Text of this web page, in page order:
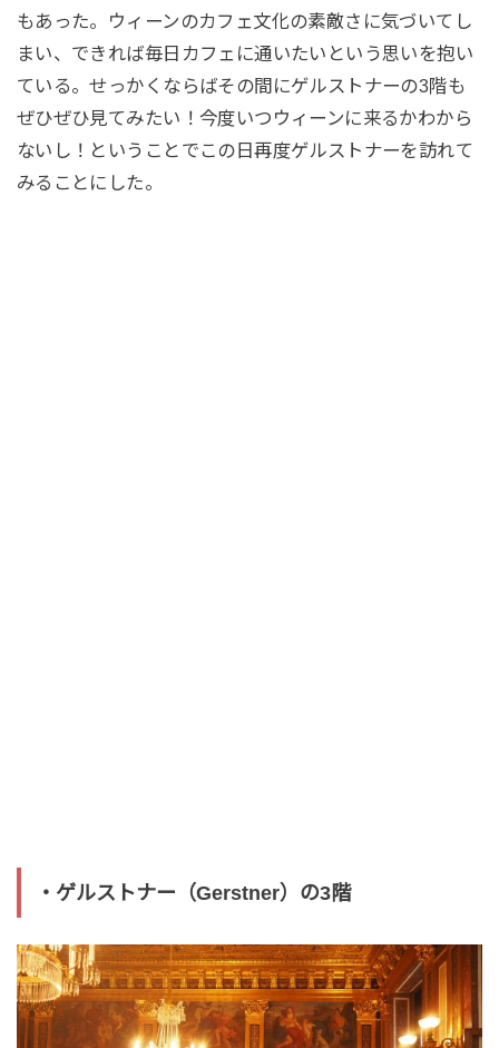
もあった。ウィーンのカフェ文化の素敵さに気づいてし
まい、できれば毎日カフェに通いたいという思いを抱い
ている。せっかくならばその間にゲルストナーの3階も
ぜひぜひ見てみたい！今度いつウィーンに来るかわから
ないし！ということでこの日再度ゲルストナーを訪れて
みることにした。
・ゲルストナー（Gerstner）の3階